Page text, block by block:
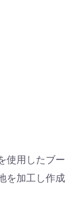
使用したブー
を加工し作成